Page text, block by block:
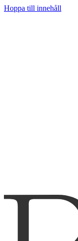
Hoppa till innehåll